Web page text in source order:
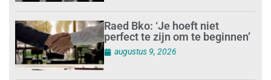
Raed Bko: ‘Je hoeft niet
perfect te zijn om te beginnen’
augustus 9, 2026